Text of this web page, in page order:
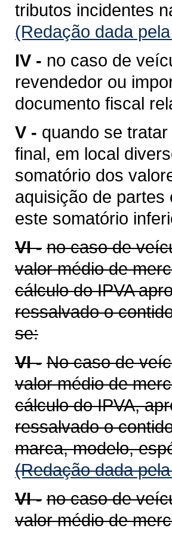
tributos incidentes
(Redação dada
IV - no caso de
revendedor ou
documento fiscal
V - quando se
final, em local
somatório dos
aquisição de
este somatório
VI - no caso de
valor médio de
cálculo do IPVA
ressalvado o
se:
VI - No caso de
valor médio de
cálculo do IPVA,
ressalvado o
marca, modelo,
(Redação dada
VI - no caso de
valor médio de